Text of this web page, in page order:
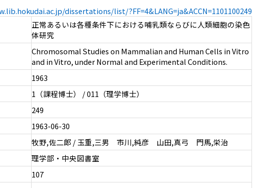
dissertations/list/?FF=4&LANG=ja&ACCN=1101100249
正常あるいは各種条件下における哺乳類ならびに人類細胞の染色
体研究
Chromosomal Studies on Mammalian and Human Cells in Vitro
and in Vitro, under Normal and Experimental Conditions.
1963
1（課程博士） / 011（理学博士）
249
1963-06-30
牧野,佐二郎 / 玉重,三男 市川,純彦 山田,真弓 門馬,栄治
理学部・中央図書室
107